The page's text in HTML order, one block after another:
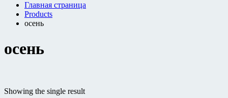
Главная страница
Products
осень
осень
Showing the single result